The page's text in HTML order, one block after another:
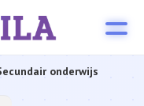
onderwijs